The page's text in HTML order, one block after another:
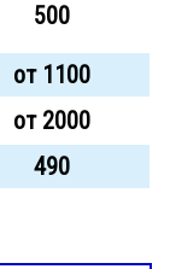
500
от 1100
от 2000
490